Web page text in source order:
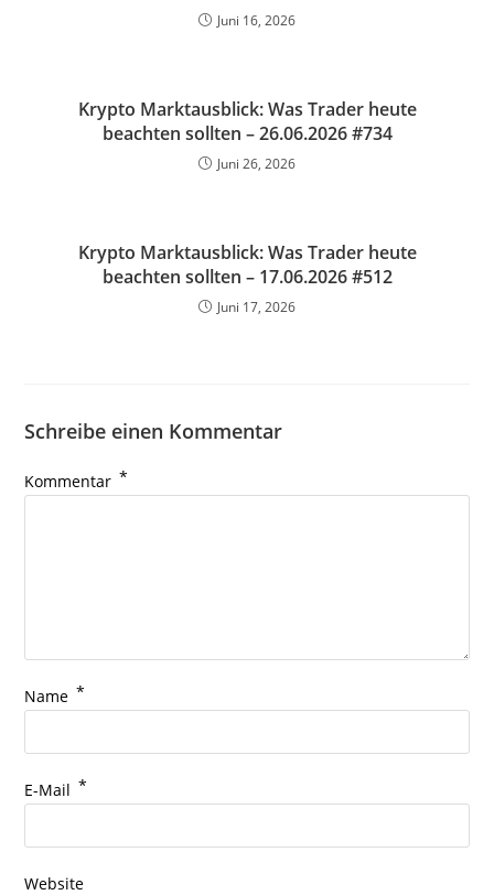
Juni 16, 2026
Krypto Marktausblick: Was Trader heute
beachten sollten – 26.06.2026 #734
Juni 26, 2026
Krypto Marktausblick: Was Trader heute
beachten sollten – 17.06.2026 #512
Juni 17, 2026
Schreibe einen Kommentar
Kommentar *
Name *
E-Mail *
Website